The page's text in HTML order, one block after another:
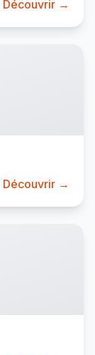
Découvrir →
Découvrir →